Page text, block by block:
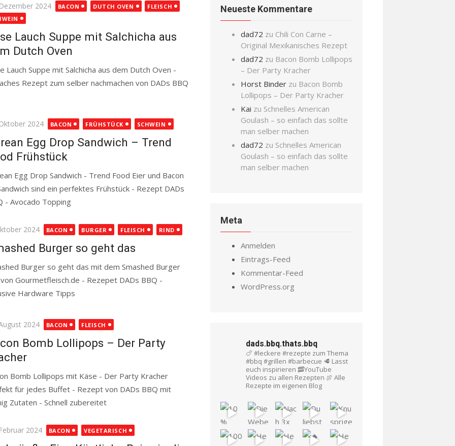
2024 BACON DUTCH OVEN
FLEISCH
Lauch Suppe mit Salchicha aus
Dutch Oven
Lauch Suppe mit Salchicha aus dem Dutch Oven -
Rezept zum selber nachmachen von DADs BBQ
2024 BACON FRÜHSTÜCK SCHWEIN
Egg Drop Sandwich – Trend
Frühstück
Egg Drop Sandwich - Trend Food Eier und Bacon
sind ein perfektes Frühstück - Rezept DADs
- Avocado Topping
2024 BACON BURGER FLEISCH RIND
Burger so geht das
Burger so geht das mit dem Smashed Burger
Gourmetfleisch.de - Rezepet DADs BBQ -
Hardware Tipps
2024 BACON FLEISCH
Bomb Lollipops – Der Party
Bomb Lollipops mit Käse - Der Party Kracher
für jedes Buffet - Rezept von DADs BBQ mit
Zutaten - Schnell zubereitet
2024 BACON VEGETARISCH
Neueste Kommentare
dad72 zu Chili Con Carne –
Original Mexikanisches Rezept
dad72 zu Bacon Bomb Lollipops
– Der Party Kracher
Horst Binder zu Bacon Bomb
Lollipops – Der Party Kracher
Kai zu Schnelles American
Goulash – so einfach das sollte
man selber machen
dad72 zu Schnelles American
Goulash – so einfach das sollte
man selber machen
Meta
Anmelden
Eintrags-Feed
Kommentar-Feed
WordPress.org
dads.bbq.thats.bbq
🍗 #leckere #rezepte zum Thema
#bbq #grillen #barbecue 🥩 Lasst
euch inspirieren 🥓YouTube
Videos zu allen Rezepten 🍖 Alle
Rezepte im eigenen Blog